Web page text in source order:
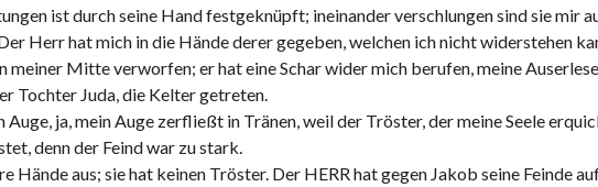
ist durch seine Hand festgeknüpft; ineinander verschlungen sind sie mir
Herr hat mich in die Hände derer gegeben, welchen ich nicht widerstehen
meiner Mitte verworfen; er hat eine Schar wider mich berufen, meine
Tochter Juda, die Kelter getreten.
Auge, ja, mein Auge zerfließt in Tränen, weil der Tröster, der meine Seele
denn der Feind war zu stark.
Hände aus; sie hat keinen Tröster. Der HERR hat gegen Jakob seine Feinde